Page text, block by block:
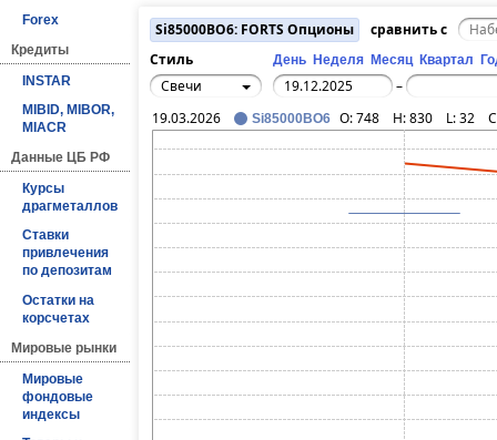
Forex
Кредиты
INSTAR
MIBID, MIBOR,
MIACR
Данные ЦБ РФ
Курсы
драгметаллов
Ставки
привлечения
по депозитам
Остатки на
корсчетах
Мировые рынки
Мировые
фондовые
индексы
Si85000BO6: FORTS Опционы
сравнить с
Стиль
День Неделя Месяц Квартал
Свечи
–
19.03.2026
Si85000BO6 O:748 H:830 L:32